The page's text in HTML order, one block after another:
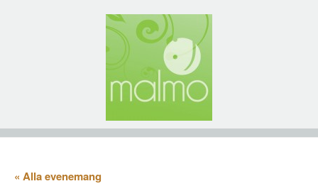
« Alla evenemang